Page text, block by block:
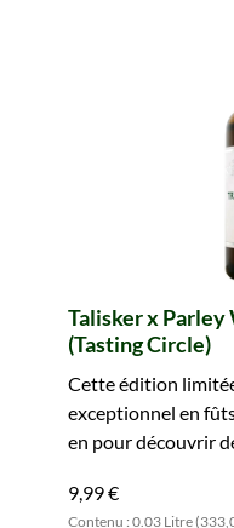
Talisker x
(Tasting Circle)
Cette édition
exceptionnel en
en pour découvrir
9,99 €
Contenu : 0.03 Litre